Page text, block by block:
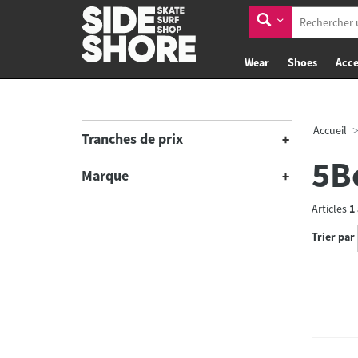
Wear Shoes
Tranches de prix
Marque
Accueil
Articles 1
Trier par